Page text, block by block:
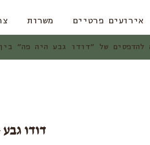
אירועים פרטיים משרות
של ״דודו גבע היה פה״ בין 15-30 ימי
דודו